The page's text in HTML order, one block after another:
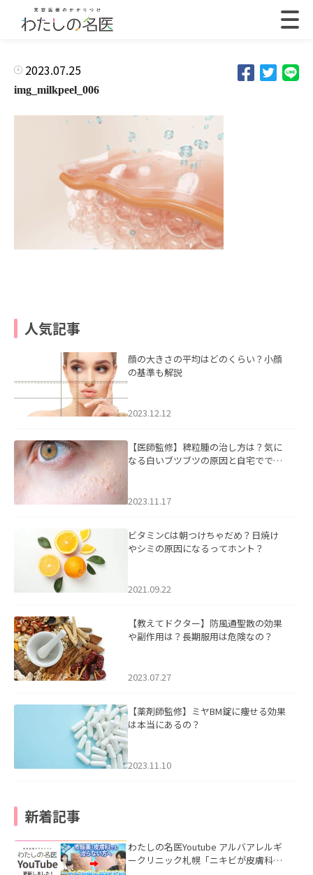
2023.07.25
img_milkpeel_006
人気記事
顔の大きさの平均はどのくらい？小顔
の基準も解説
2023.12.12
【医師監修】稗粒腫の治し方は？気に
なる白いブツブツの原因と自宅ででき
2023.11.17
ビタミンCは朝つけちゃだめ？日焼け
やシミの原因になるってホント？
2021.09.22
【教えてドクター】防風通聖散の効果
や副作用は？長期服用は危険なの？
2023.07.27
【薬剤師監修】ミヤBM錠に痩せる効果
は本当にあるの？
2023.11.10
新着記事
わたしの名医Youtube アルバアレルギ
ークリニック札幌「ニキビが皮膚科で